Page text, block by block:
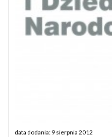
data dodania: 9 sierpnia 2012